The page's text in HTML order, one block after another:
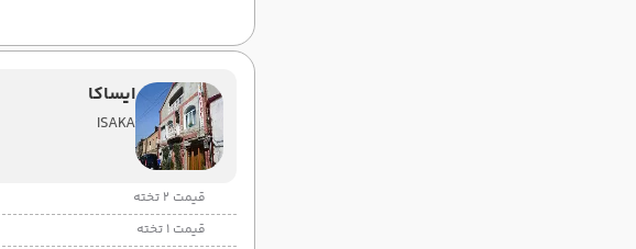
ایساکا
ISAKA
قیمت 2 تخته
قیمت 1 تخته